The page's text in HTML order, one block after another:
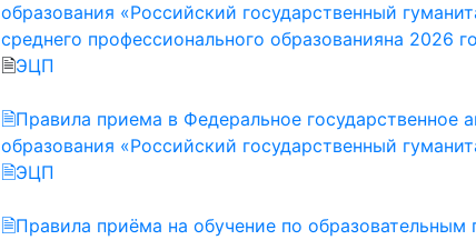
образования «Российский государственный
среднего профессионального образованияна 2026
🗎ЭЦП
🗎Правила приема в Федеральное государственное
образования «Российский государственный
🗎ЭЦП
🗎Правила приёма на обучение по